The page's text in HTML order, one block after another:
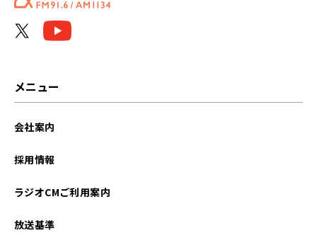
メニュー
会社案内
採用情報
ラジオCMご利用案内
放送基準